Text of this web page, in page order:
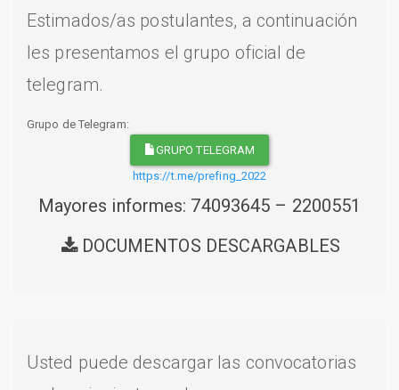
Estimados/as postulantes, a continuación
les presentamos el grupo oficial de
telegram.
Grupo de Telegram:
GRUPO TELEGRAM
https://t.me/prefing_2022
Mayores informes: 74093645 – 2200551
DOCUMENTOS DESCARGABLES
Usted puede descargar las convocatorias